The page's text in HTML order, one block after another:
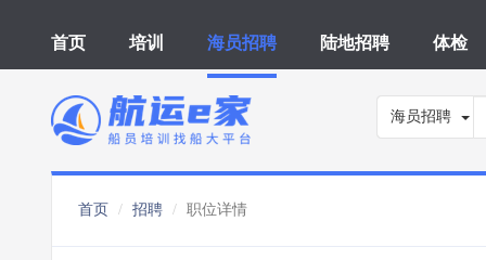
首页 培训 海员招聘 陆地招聘 体检
海员招聘
首页 招聘 职位详情